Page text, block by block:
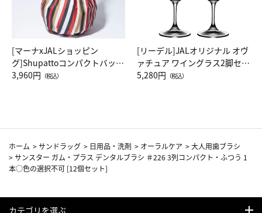
[マーナxJALショッピン
グ]Shupattoコンパクトバッグ
Drop JAL客室乗務員（LC）ス
3,960円 （税込）
[リーデル]JALオリジナル オヴ
ァチュア ワイングラス2脚セッ
ト（レッドワイン）
5,280円 （税込）
ホーム >サンドラッグ > 日用品・洗剤 > オーラルケア >大人用歯ブラシ
>サンスター ガム・プラス デンタルブラシ ＃226 3列コンパクト・ふつう 1
本○色の選択不可 [12個セット]
カテゴリを選ぶ